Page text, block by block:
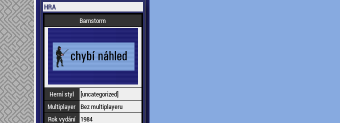
HRA
Barnstorm
Herní styl
[uncategorized]
Multiplayer Bez multiplayeru
Rok vydání
1984